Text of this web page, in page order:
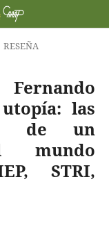
RESEÑA
las
de un
mundo
STRI,